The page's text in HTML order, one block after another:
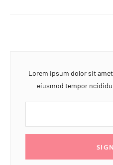
Lorem ipsum dolor sit
eiusmod tempor